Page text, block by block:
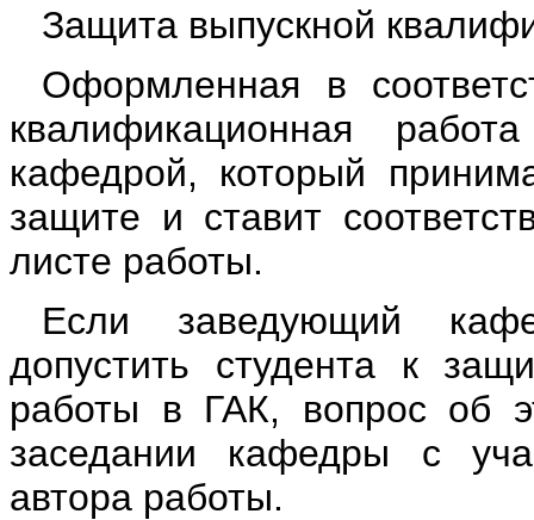
Защита выпускной
Оформленная в
квалификационная
кафедрой, который
защите и ставит
листе работы.
Если заведующий
допустить студента к
работы в ГАК, вопрос об
заседании кафедры с
автора работы.